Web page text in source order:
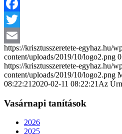
Facebook
Twitter
Email
https://krisztusszeretete-egyhaz.hu/
content/uploads/2019/10/logo2.png 0
https://krisztusszeretete-egyhaz.hu/
content/uploads/2019/10/logo2.png
08:22:21 2020-02-11 08:22:21 Az
Vasárnapi tanítások
2026
2025